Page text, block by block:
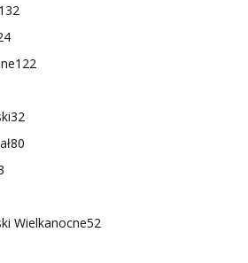
132
122
32
80
Wielkanocne52